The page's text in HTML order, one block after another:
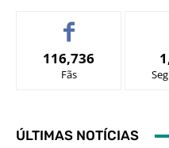
116,736
Fãs
ÚLTIMAS NOTÍCIAS